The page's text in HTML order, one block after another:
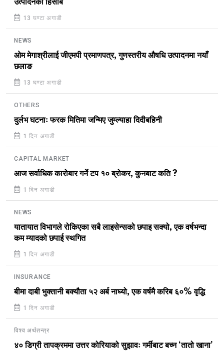
उत्पादनको हिसाब
13 घण्टा अगाडी
NEWS
ओम मेगाश्रीलाई जीएमपी प्रमाणपत्र, गुणस्तरीय औषधि उत्पादनमा नयाँ
छलाङ
13 घण्टा अगाडी
OTHERS
दुर्लभ घटनाः फरक मितिमा जन्मिए जुम्ल्याहा दिदीबहिनी
1 दिन अगाडी
CAPITAL MARKET
आज सर्वाधिक कारोबार गर्ने टप १० ब्रोकर, कुनबाट कति ?
1 दिन अगाडी
NEWS
यातायात विभागले रोकिएका सबै लाइसेन्सको छपाइ सक्यो, एक वर्षभन्दा
कम म्यादको छपाई स्थगित
1 दिन अगाडी
INSURANCE
बीमा दाबी भुक्तानी बक्यौता ५२ अर्ब नाघ्यो, एक वर्षमै करिब ६०% वृद्धि
1 दिन अगाडी
विश्व अर्थतन्त्र
४० डिग्री तापक्रममा उत्तर कोरियाको सुझावः गर्मीबाट बच्न ‘तातो खाना’